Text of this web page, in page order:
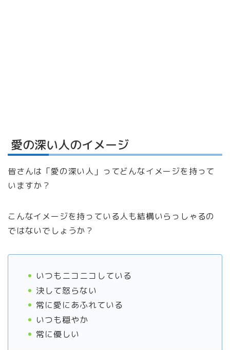
愛の深い人のイメージ
皆さんは「愛の深い人」ってどんなイメージを持って
いますか？
こんなイメージを持っている人も結構いらっしゃるの
ではないでしょうか？
いつもニコニコしている
決して怒らない
常に愛にあふれている
いつも穏やか
常に優しい